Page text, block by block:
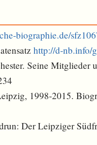
biographie.de/
http://d-nb.info/
Seine Mitglieder
1998-2015.
Der Leipziger